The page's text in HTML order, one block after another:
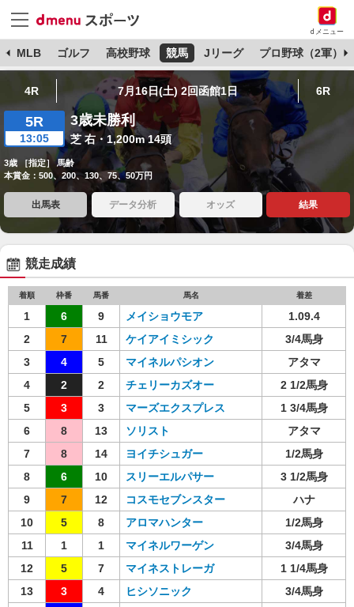
dメニュー
MLB ゴルフ 高校野球 競馬 Jリーグ プロ野球（2軍）
4R 7月16日(土) 2回函館1日 6R
5R
13:05
3歳未勝利
芝 右・1,200m 14頭
3歳 ［指定］ 馬齢
本賞金：500、200、130、75、50万円
出馬表 データ分析 オッズ 結果
競走成績
着順 枠番 馬番 馬名 着差
1 6 9 メイショウモア
1.09.4
2
7 11 ケイアイミシック
3/4馬身
3
4 5 マイネルパシオン
アタマ
4
2 2 チェリーカズオー
2 1/2馬身
5
3 3 マーズエクスプレス
1 3/4馬身
6
8 13 ソリスト
アタマ
7
8 14 ヨイチシュガー
1/2馬身
8
6 10 スリーエルパサー
3 1/2馬身
9
7 12 コスモセブンスター
ハナ
10
5 8 アロマハンター
1/2馬身
11
1 1 マイネルワーゲン
3/4馬身
12
5 7 マイネストレーガ
1 1/4馬身
13
3 4 ヒシソニック
3/4馬身